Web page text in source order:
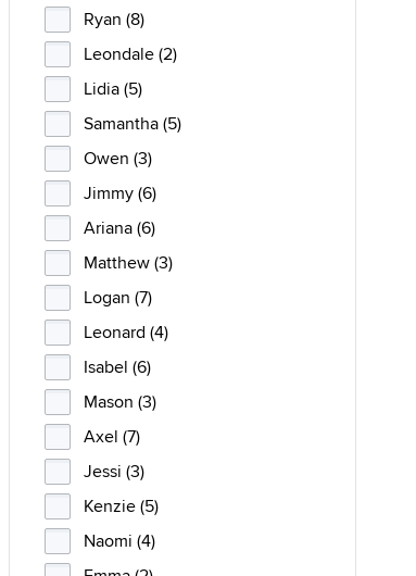
Ryan (8)
Leondale (2)
Lidia (5)
Samantha (5)
Owen (3)
Jimmy (6)
Ariana (6)
Matthew (3)
Logan (7)
Leonard (4)
Isabel (6)
Mason (3)
Axel (7)
Jessi (3)
Kenzie (5)
Naomi (4)